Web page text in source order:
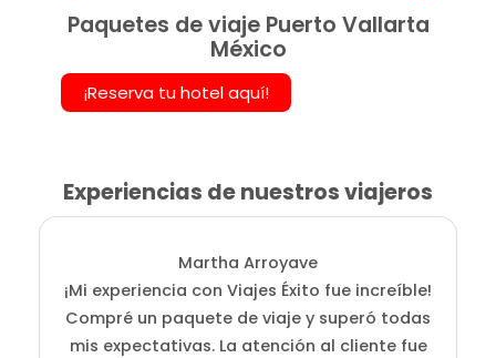
Paquetes de viaje Puerto Vallarta
México
¡Reserva tu hotel aquí!
Experiencias de nuestros viajeros
Martha Arroyave
¡Mi experiencia con Viajes Éxito fue increíble!
Compré un paquete de viaje y superó todas
mis expectativas. La atención al cliente fue